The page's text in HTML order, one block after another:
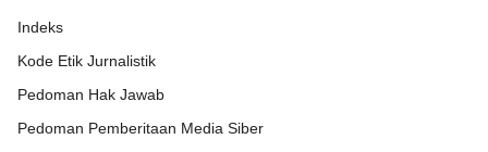
Indeks
Kode Etik Jurnalistik
Pedoman Hak Jawab
Pedoman Pemberitaan Media Siber